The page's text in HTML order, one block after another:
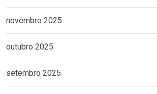
novembro 2025
outubro 2025
setembro 2025